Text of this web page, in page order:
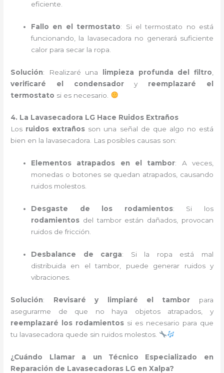
eficiente.
Fallo en el termostato: Si el termostato no está
funcionando, la lavasecadora no generará suficiente
calor para secar la ropa.
Solución: Realizaré una limpieza profunda del filtro
verificaré el condensadory reemplazaré el
termostato si es necesario.
4. La Lavasecadora LG Hace Ruidos Extraños
Los ruidos extraños son una señal de que algo no está
bien en la lavasecadora. Las posibles causas son:
Elementos atrapados en el tambor: A veces,
monedas o botones se quedan atrapados, causando
ruidos molestos.
Desgaste de los rodamientos: Si los
rodamientos del tambor están dañados, provocan
ruidos de fricción.
Desbalance de carga: Si la ropa está mal
distribuida en el tambor, puede generar ruidos y
vibraciones.
Solución: Revisaré y limpiaré el tambor para
asegurarme de que no haya objetos atrapados, y
reemplazaré los rodamientos si es necesario para que
tu lavasecadora quede sin ruidos molestos.
¿Cuándo Llamar a un Técnico Especializado en
Reparación de Lavasecadoras LG en Xalpa?